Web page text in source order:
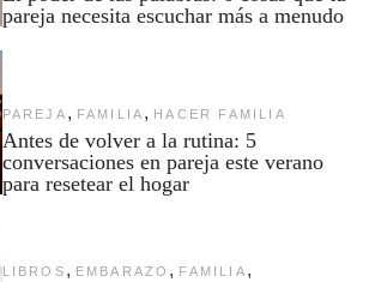
pareja necesita escuchar más a menudo
PAREJA , FAMILIA , HACER FAMILIA
Antes de volver a la rutina: 5
conversaciones en pareja este verano
para resetear el hogar
LIBROS , EMBARAZO , FAMILIA ,